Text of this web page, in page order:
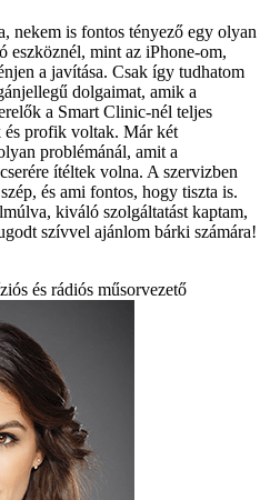
nekem is fontos tényező egy olyan
eszköznél, mint az iPhone-om,
a javítása. Csak így tudhatom
dolgaimat, amik a
a Smart Clinic-nél teljes
és profik voltak. Már két
problémánál, amit a
ítéltek volna. A szervizben
és ami fontos, hogy tiszta is.
kiváló szolgáltatást kaptam,
szívvel ajánlom bárki számára!
és rádiós műsorvezető